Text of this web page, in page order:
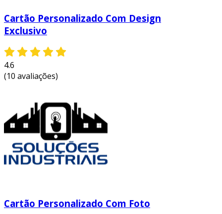
Cartão Personalizado Com Design
Exclusivo
4.6
(10 avaliações)
Cartão Personalizado Com Foto